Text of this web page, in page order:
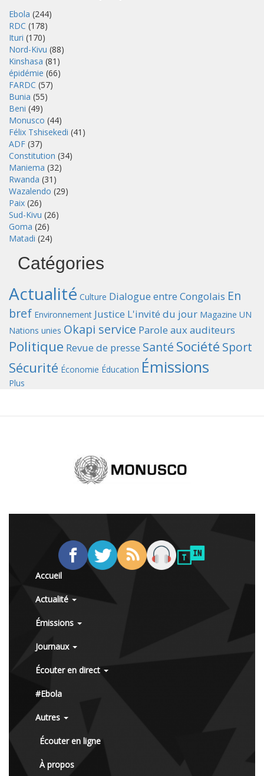
Ebola (244)
RDC (178)
Ituri (170)
Nord-Kivu (88)
Kinshasa (81)
épidémie (66)
FARDC (57)
Bunia (55)
Beni (49)
Monusco (44)
Félix Tshisekedi (41)
ADF (37)
Constitution (34)
Maniema (32)
Rwanda (31)
Wazalendo (29)
Paix (26)
Sud-Kivu (26)
Goma (26)
Matadi (24)
Catégories
Actualité Culture Dialogue entre Congolais En
bref Environnement Justice L'invité du jour Magazine UN
Nations unies Okapi service Parole aux auditeurs
Politique Revue de presse Santé Société Sport
Sécurité Économie Éducation Émissions
Plus
Accueil
Actualité
Émissions
Journaux
Écouter en direct
#Ebola
Autres
Écouter en ligne
À propos